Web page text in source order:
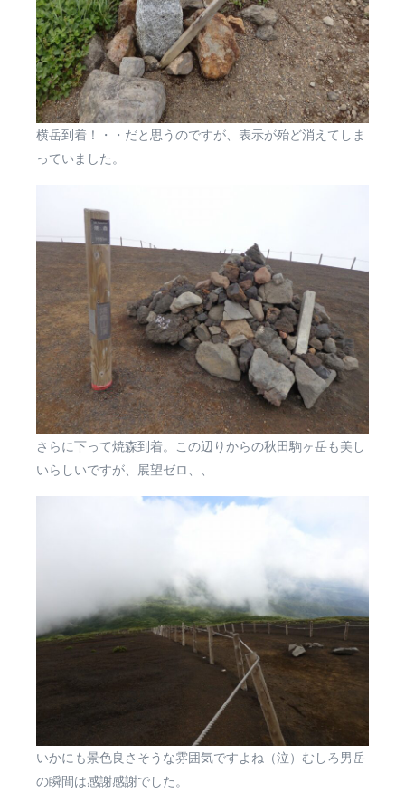
横岳到着！・・だと思うのですが、表示が殆ど消えてしま
っていました。
さらに下って焼森到着。この辺りからの秋田駒ヶ岳も美し
いらしいですが、展望ゼロ、、
いかにも景色良さそうな雰囲気ですよね（泣）むしろ男岳
の瞬間は感謝感謝でした。